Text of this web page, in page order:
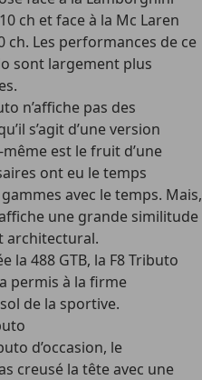
ch et face à la Mc Laren
ch. Les performances de ce
sont largement plus
n’affiche pas des
s’agit d’une version
est le fruit d’une
ont eu le temps
avec le temps. Mais,
une grande similitude
architectural.
la 488 GTB, la F8 Tributo
permis à la firme
de la sportive.
d’occasion, le
creusé la tête avec une